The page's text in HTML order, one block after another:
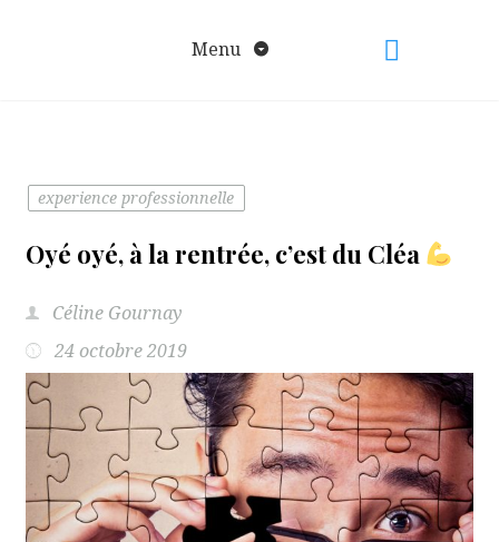
Menu
experience professionnelle
Oyé oyé, à la rentrée, c’est du Cléa
Céline Gournay
24 octobre 2019